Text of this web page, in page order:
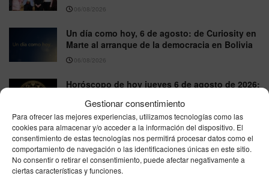
Gestionar consentimiento
Para ofrecer las mejores experiencias, utilizamos tecnologías como las
cookies para almacenar y/o acceder a la información del dispositivo. El
consentimiento de estas tecnologías nos permitirá procesar datos como el
comportamiento de navegación o las identificaciones únicas en este sitio.
No consentir o retirar el consentimiento, puede afectar negativamente a
ciertas características y funciones.
06/08/2026
Un día como hoy, 6 de agosto: de Curiosity en
Marte al arranque de la democracia en Bolivia
06/08/2026
Horóscopo de hoy jueves 6 de agosto de 2026:
VER MÁS